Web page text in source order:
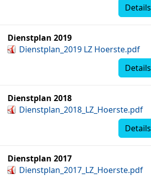
Details
Dienstplan 2019
Dienstplan_2019 LZ Hoerste.pdf
Details
Dienstplan 2018
Dienstplan_2018_LZ_Hoerste.pdf
Details
Dienstplan 2017
Dienstplan_2017_LZ_Hoerste.pdf